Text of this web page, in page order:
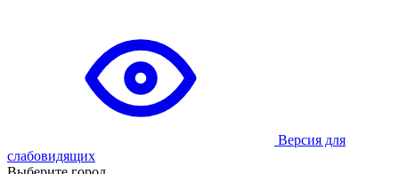
Версия для
слабовидящих